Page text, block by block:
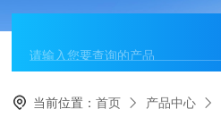
当前位置：首页 产品中心